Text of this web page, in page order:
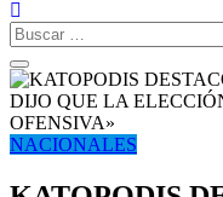
Buscar:
NACIONALES